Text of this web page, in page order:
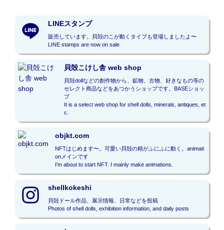
LINEスタンプ
販売しています。貝殻のこが動くタイプも登場しましたよ〜
LINE stamps are now on sale
貝殻こけし舎 web shop
貝殻dollなどの創作物から、鉱物、古物、好きなもの等の
セレクト商品などをあつかうショップです。BASEショッ
プ
It is a select web shop for shell dolls, minerals, antiques, et
c.
objkt.com
NFTはじめます〜。可愛い貝殻の精がふにふに動く。animati
onメインです
I'm about to start NFT. I mainly make animations.
shellkokeshi
貝殻ドール作品、展示情報、日常などを投稿
Photos of shell dolls, exhibition information, and daily posts